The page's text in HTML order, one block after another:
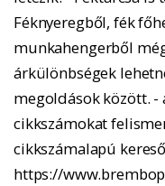
Féknyeregből, fék
munkahengerből
árkülönbségek
megoldások között.
cikkszámokat
cikkszámalapú
https://